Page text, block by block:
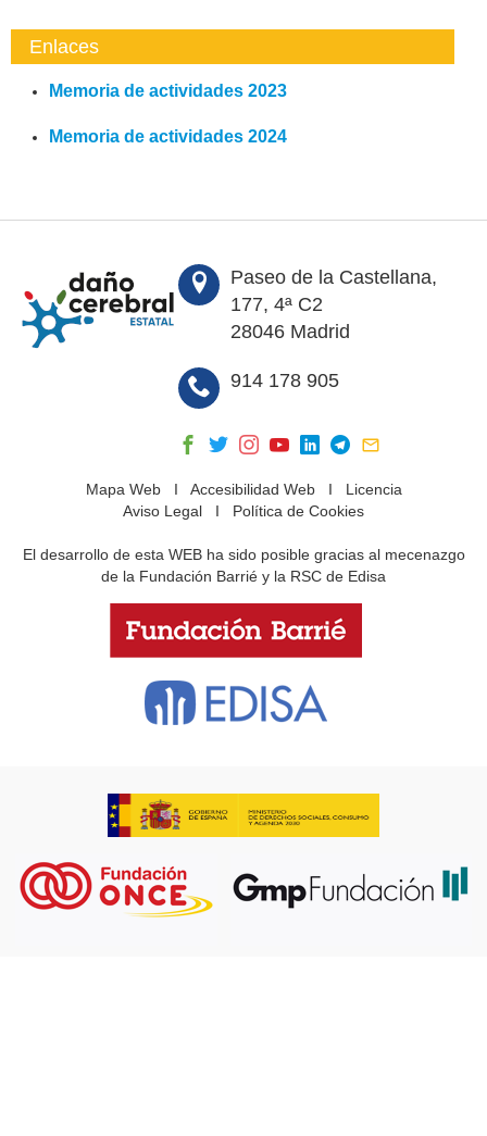
Enlaces
Memoria de actividades 2023
Memoria de actividades 2024
Paseo de la Castellana,
177, 4ª C2
28046 Madrid
914 178 905
Mapa WebI Accesibilidad WebI Licencia
Aviso Legal I Política de Cookies
El desarrollo de esta WEB ha sido posible gracias al mecenazgo
de la Fundación Barrié y la RSC de Edisa